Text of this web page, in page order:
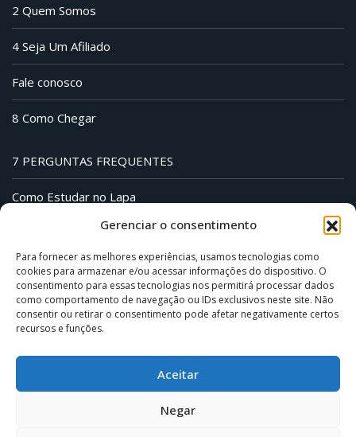
Gerenciar o consentimento
Para fornecer as melhores experiências, usamos tecnologias como
cookies para armazenar e/ou acessar informações do dispositivo. O
consentimento para essas tecnologias nos permitirá processar dados
como comportamento de navegação ou IDs exclusivos neste site. Não
consentir ou retirar o consentimento pode afetar negativamente certos
recursos e funções.
Aceitar
Negar
2 Quem Somos
4 Seja Um Afiliado
Fale conosco
8 Como Chegar
7 PERGUNTAS FREQUENTES
Como Estudar no Lapa
Carteirinha do Estudante
Modelo Certificado